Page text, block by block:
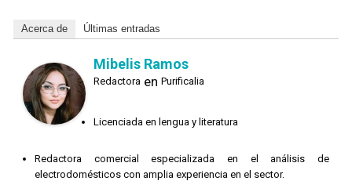
Acerca de Últimas entradas
Mibelis Ramos
Redactora en Purificalia
Licenciada en lengua y literatura
Redactora comercial especializada en el análisis de
electrodomésticos con amplia experiencia en el sector.